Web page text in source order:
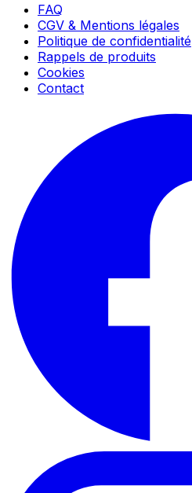
FAQ
CGV & Mentions légales
Politique de confidentialité
Rappels de produits
Cookies
Contact